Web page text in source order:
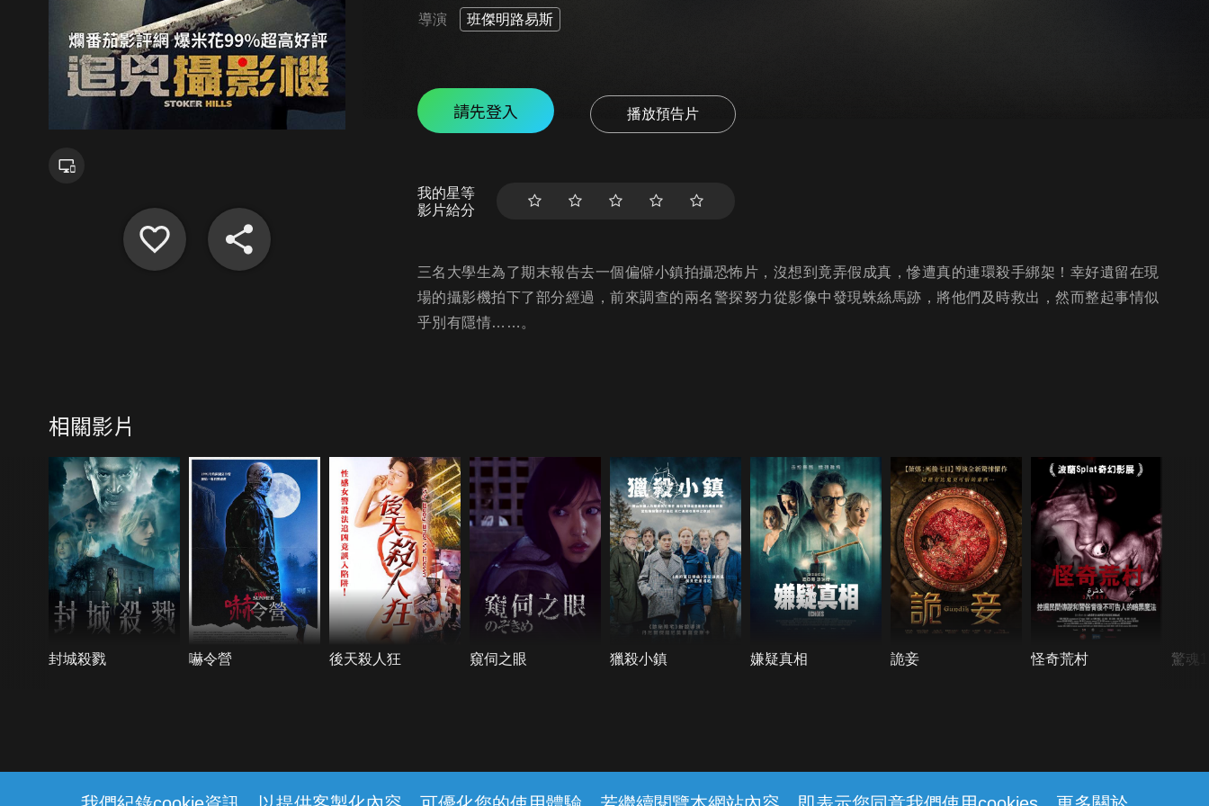
導演 班傑明路易斯
請先登入 播放預告片
我的星等
影片給分
三名大學生為了期末報告去一個偏僻小鎮拍攝恐怖片，沒想到竟弄假成真，慘遭真的連環殺手綁架！幸好遺留在現
場的攝影機拍下了部分經過，前來調查的兩名警探努力從影像中發現蛛絲馬跡，將他們及時救出，然而整起事情似
乎別有隱情……。
相關影片
封城殺戮 嚇令營 後天殺人狂 窺伺之眼 獵殺小鎮 嫌疑真相 詭妾 怪奇荒村 驚魂
線上客服 服務條款 隱私權保護